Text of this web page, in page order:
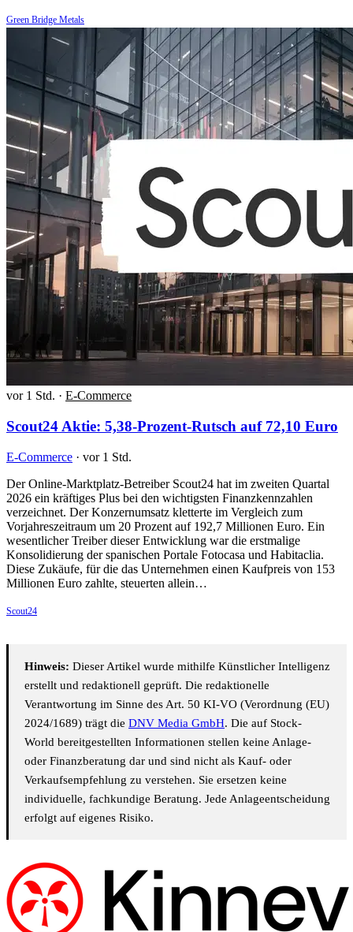
Green Bridge Metals
vor 1 Std. · E-Commerce
Scout24 Aktie: 5,38-Prozent-Rutsch auf 72,10 Euro
E-Commerce · vor 1 Std.
Der Online-Marktplatz-Betreiber Scout24 hat im zweiten Quartal
2026 ein kräftiges Plus bei den wichtigsten Finanzkennzahlen
verzeichnet. Der Konzernumsatz kletterte im Vergleich zum
Vorjahreszeitraum um 20 Prozent auf 192,7 Millionen Euro. Ein
wesentlicher Treiber dieser Entwicklung war die erstmalige
Konsolidierung der spanischen Portale Fotocasa und Habitaclia.
Diese Zukäufe, für die das Unternehmen einen Kaufpreis von 153
Millionen Euro zahlte, steuerten allein…
Scout24
Hinweis: Dieser Artikel wurde mithilfe Künstlicher Intelligenz
erstellt und redaktionell geprüft. Die redaktionelle
Verantwortung im Sinne des Art. 50 KI-VO (Verordnung (EU)
2024/1689) trägt die DNV Media GmbH. Die auf Stock-
World bereitgestellten Informationen stellen keine Anlage-
oder Finanzberatung dar und sind nicht als Kauf- oder
Verkaufsempfehlung zu verstehen. Sie ersetzen keine
individuelle, fachkundige Beratung. Jede Anlageentscheidung
erfolgt auf eigenes Risiko.